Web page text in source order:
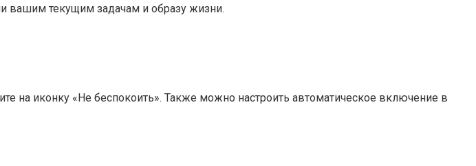
вашим текущим задачам и образу жизни.
на иконку «Не беспокоить». Также можно настроить автоматическое включение в